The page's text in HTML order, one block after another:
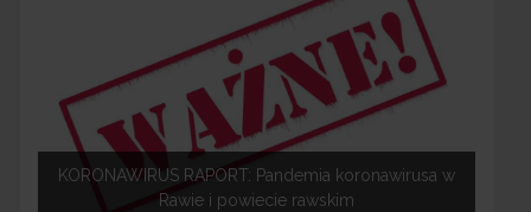
KORONAWIRUS RAPORT: Pandemia koronawirusa w
Rawie i powiecie rawskim